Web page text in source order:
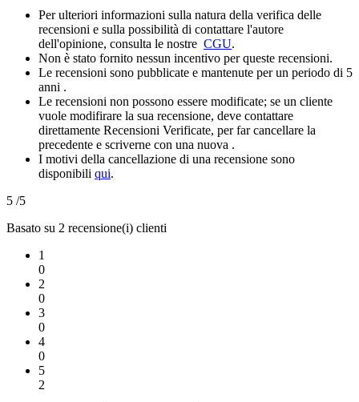
Per ulteriori informazioni sulla natura della verifica delle
recensioni e sulla possibilità di contattare l'autore
dell'opinione, consulta le nostre CGU.
Non è stato fornito nessun incentivo per queste recensioni.
Le recensioni sono pubblicate e mantenute per un periodo di 5
anni .
Le recensioni non possono essere modificate; se un cliente
vuole modifirare la sua recensione, deve contattare
direttamente Recensioni Verificate, per far cancellare la
precedente e scriverne con una nuova .
I motivi della cancellazione di una recensione sono
disponibili qui.
5 /5
Basato su 2 recensione(i) clienti
1
0
2
0
3
0
4
0
5
2